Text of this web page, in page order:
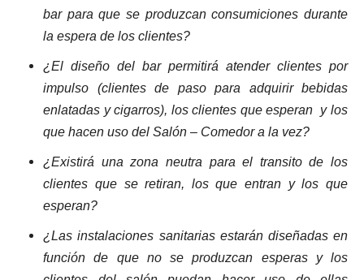
bar para que se produzcan consumiciones durante
la espera de los clientes?
¿El diseño del bar permitirá atender clientes por
impulso (clientes de paso para adquirir bebidas
enlatadas y cigarros), los clientes que esperan y los
que hacen uso del Salón – Comedor a la vez?
¿Existirá una zona neutra para el transito de los
clientes que se retiran, los que entran y los que
esperan?
¿Las instalaciones sanitarias estarán diseñadas en
función de que no se produzcan esperas y los